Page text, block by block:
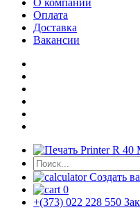
Оплата
Доставка
Вакансии
Создать
0
+(373) 022 228 550